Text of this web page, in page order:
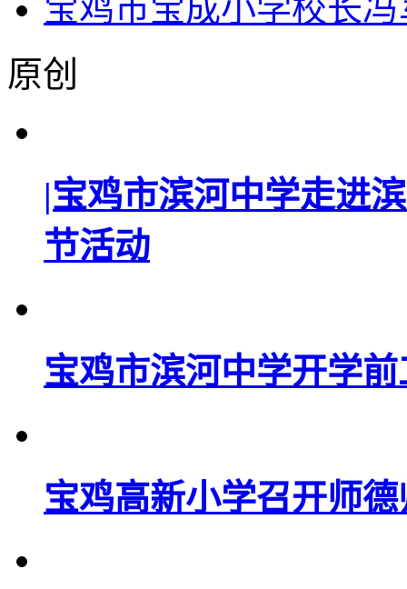
宝鸡市宝成小学校长
原创
|宝鸡市滨河中学走进
节活动
宝鸡市滨河中学开学
宝鸡高新小学召开师